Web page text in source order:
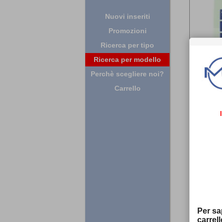
Per
Nuovi inseriti
Promozioni
Ricerca per tipo
Ricerca per modello
Perchè scegliere noi?
Carrello